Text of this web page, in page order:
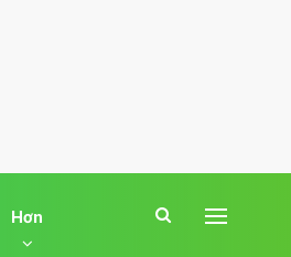
Hơn